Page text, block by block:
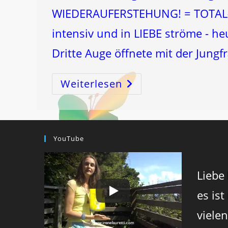
WIEDERAUFERSTEHUNG! =
intensiv und in LIEBE ströme -
Dritte Auge öffnete mit der
Weiterlesen DRÜSEN-
FEUER
Zur
TOTALREGENERATION!
YouTube
es ist